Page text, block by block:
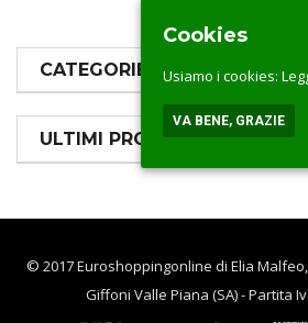
CATEGORIE PRODOTTI
ULTIMI PRODOTTI
© 2017 Euroshoppingonline di Elia Malfeo,
Giffoni Valle Piana (SA) - Partita
Cookies
Usiamo i cookies:
VA BENE, GRAZIE